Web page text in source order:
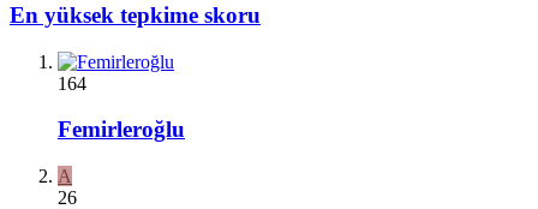
En yüksek tepkime skoru
164
Femirleroğlu
A
26